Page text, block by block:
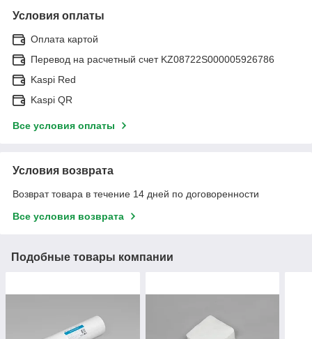
Условия оплаты
Оплата картой
Перевод на расчетный счет KZ08722S000005926786
Kaspi Red
Kaspi QR
Все условия оплаты
Условия возврата
Возврат товара в течение 14 дней по договоренности
Все условия возврата
Подобные товары компании